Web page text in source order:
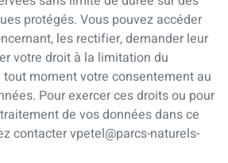
protégés. Vous pouvez accéder
les rectifier, demander leur
votre droit à la limitation du
moment votre consentement au
Pour exercer ces droits ou pour
de vos données dans ce
contacter vpetel@parcs-naturels-